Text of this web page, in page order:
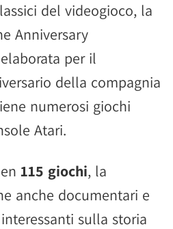
del videogioco, la
Anniversary
per il
della compagnia
numerosi giochi
Atari.
115 giochi, la
anche documentari e
sulla storia